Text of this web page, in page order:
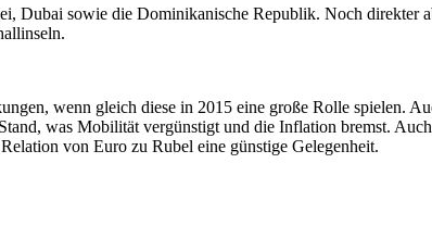
Dubai sowie die Dominikanische Republik. Noch direkter
wenn gleich diese in 2015 eine große Rolle spielen.
was Mobilität vergünstigt und die Inflation bremst.
von Euro zu Rubel eine günstige Gelegenheit.